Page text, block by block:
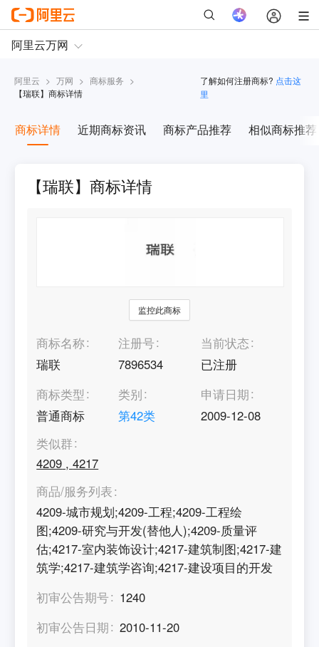
阿里云 > 万网 > 商标服务 >
【瑞联】商标详情
了解如何注册商标? 点击这
里
商标详情 近期商标资讯 商标产品推荐 相似商标推荐
【瑞联】商标详情
监控此商标
商标名称
瑞联
注册号
7896534
当前状态
已注册
商标类型
普通商标
类别
第42类
申请日期
2009-12-08
类似群
4209 ,4217
商品/服务列表
4209-城市规划;4209-工程;4209-工程绘
图;4209-研究与开发(替他人);4209-质量评
估;4217-室内装饰设计;4217-建筑制图;4217-建
筑学;4217-建筑学咨询;4217-建设项目的开发
初审公告期号
1240
初审公告日期
2010-11-20